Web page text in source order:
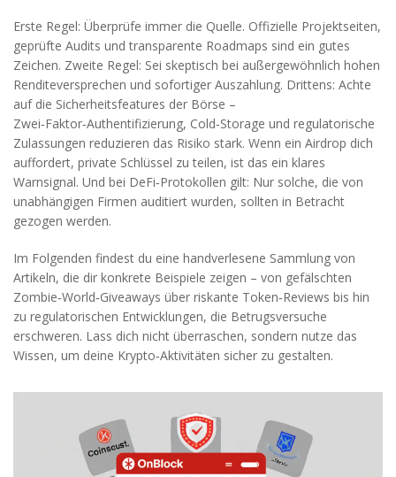
Erste Regel: Überprüfe immer die Quelle. Offizielle Projektseiten,
geprüfte Audits und transparente Roadmaps sind ein gutes
Zeichen. Zweite Regel: Sei skeptisch bei außergewöhnlich hohen
Renditeversprechen und sofortiger Auszahlung. Drittens: Achte
auf die Sicherheitsfeatures der Börse –
Zwei‑Faktor‑Authentifizierung, Cold‑Storage und regulatorische
Zulassungen reduzieren das Risiko stark. Wenn ein Airdrop dich
auffordert, private Schlüssel zu teilen, ist das ein klares
Warnsignal. Und bei DeFi‑Protokollen gilt: Nur solche, die von
unabhängigen Firmen auditiert wurden, sollten in Betracht
gezogen werden.
Im Folgenden findest du eine handverlesene Sammlung von
Artikeln, die dir konkrete Beispiele zeigen – von gefälschten
Zombie‑World‑Giveaways über riskante Token‑Reviews bis hin
zu regulatorischen Entwicklungen, die Betrugsversuche
erschweren. Lass dich nicht überraschen, sondern nutze das
Wissen, um deine Krypto‑Aktivitäten sicher zu gestalten.